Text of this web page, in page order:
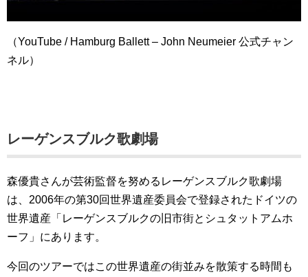
（YouTube / Hamburg Ballett – John Neumeier 公式チャン
ネル）
レーゲンスブルク歌劇場
森優貴さんが芸術監督を努めるレーゲンスブルク歌劇場
は、2006年の第30回世界遺産委員会で登録されたドイツの
世界遺産「レーゲンスブルクの旧市街とシュタットアムホ
ーフ」にあります。
今回のツアーではこの世界遺産の街並みを散策する時間も